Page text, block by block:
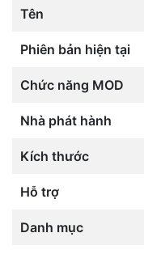
Tên
Phiên bản hiện tại
Chức năng MOD
Nhà phát hành
Kích thước
Hỗ trợ
Danh mục